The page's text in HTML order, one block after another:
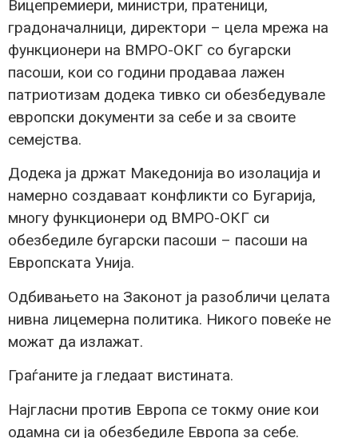
Вицепремиери, министри, пратеници,
градоначалници, директори – цела мрежа на
функционери на ВМРО-ОКГ со бугарски
пасоши, кои со години продаваа лажен
патриотизам додека тивко си обезбедувале
европски документи за себе и за своите
семејства.
Додека ја држат Македонија во изолација и
намерно создаваат конфликти со Бугарија,
многу функционери од ВМРО-ОКГ си
обезбедиле бугарски пасоши – пасоши на
Европската Унија.
Одбивањето на Законот ја разобличи целата
нивна лицемерна политика. Никого повеќе не
можат да излажат.
Граѓаните ја гледаат вистината.
Најгласни против Европа се токму оние кои
одамна си ја обезбедиле Европа за себе.